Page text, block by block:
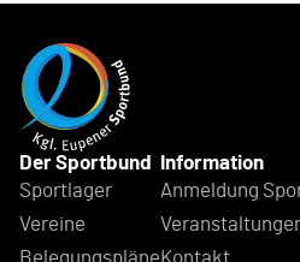
Der Sportbund
Sportlager
Vereine
Information
Anmeldung